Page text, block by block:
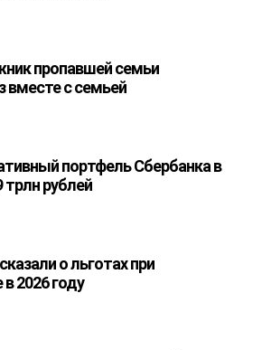
пропавшей семьи
вместе с семьей
портфель Сбербанка в
рублей
о льготах при
2026 году